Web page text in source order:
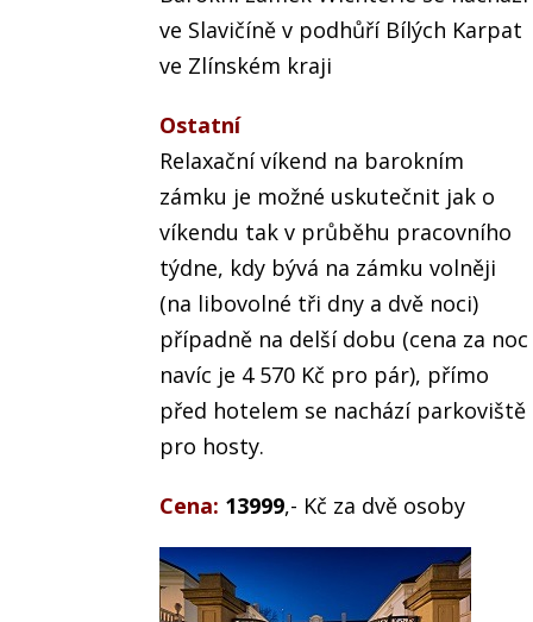
ve Slavičíně v podhůří Bílých Karpat
ve Zlínském kraji
Ostatní
Relaxační víkend na barokním
zámku je možné uskutečnit jak o
víkendu tak v průběhu pracovního
týdne, kdy bývá na zámku volněji
(na libovolné tři dny a dvě noci)
případně na delší dobu (cena za noc
navíc je 4 570 Kč pro pár), přímo
před hotelem se nachází parkoviště
pro hosty.
Cena: 13999,- Kč za dvě osoby